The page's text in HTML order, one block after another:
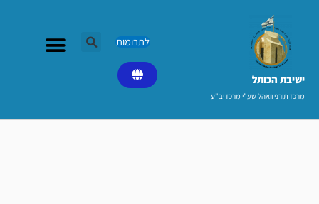
ישיבת הכותל​
מרכז תורני וואהל שע"י מרכז יב"ע
לתרומות